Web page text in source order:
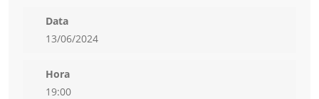
Data
13/06/2024
Hora
19:00